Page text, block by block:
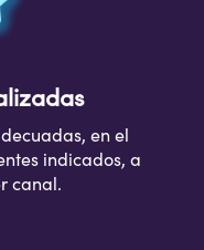
en el
indicados, a
canal.